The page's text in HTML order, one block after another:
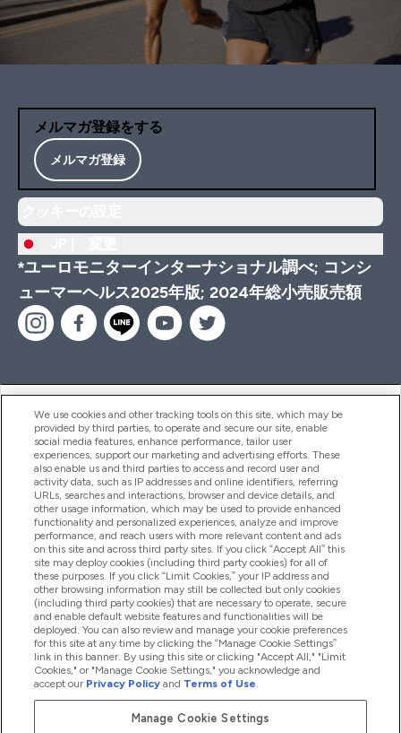
メルマガ登録をする
メルマガ登録
*ユーロモニターインターナショナル調べ; コンシ
ューマーヘルス2025年版; 2024年総小売販売額
ヘルプ＆ガイド
商品について
会社概要
特典＆ポイント
2026 The Hut.com Ltd
We use cookies and other tracking tools on this site, which may be
provided by third parties, to operate and secure our site, enable
social media features, enhance performance, tailor user
experiences, support our marketing and advertising efforts. These
also enable us and third parties to access and record user and
activity data, such as IP addresses and online identifiers, referring
URLs, searches and interactions, browser and device details, and
other usage information, which may be used to provide enhanced
functionality and personalized experiences, analyze and improve
performance, and reach users with more relevant content and ads
on this site and across third party sites. If you click “Accept All” this
site may deploy cookies (including third party cookies) for all of
these purposes. If you click “Limit Cookies,” your IP address and
other browsing information may still be collected but only cookies
(including third party cookies) that are necessary to operate, secure
and enable default website features and functionalities will be
deployed. You can also review and manage your cookie preferences
for this site at any time by clicking the “Manage Cookie Settings”
link in this banner. By using this site or clicking "Accept All," "Limit
Cookies," or "Manage Cookie Settings," you acknowledge and
accept our Privacy Policy and Terms of Use.
Manage Cookie Settings